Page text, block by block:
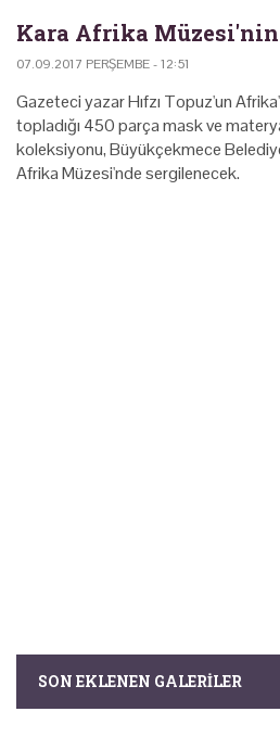
Kara Afrika Müzesi'nin
07.09.2017 PERŞEMBE - 12:51
Gazeteci yazar Hıfzı Topuz'un
topladığı 450 parça mask ve
koleksiyonu, Büyükçekmece
Afrika Müzesi'nde sergilenecek.
SON EKLENEN GALERILER